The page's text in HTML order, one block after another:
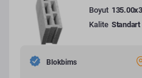
Boyut
Kalite Standart
Blokbims